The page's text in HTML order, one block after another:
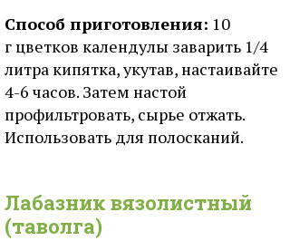
Способ приготовления: 10
г цветков календулы заварить 1/4
литра кипятка, укутав, настаивайте
4-6 часов. Затем настой
профильтровать, сырье отжать.
Использовать для полосканий.
Лабазник вязолистный
(таволга)